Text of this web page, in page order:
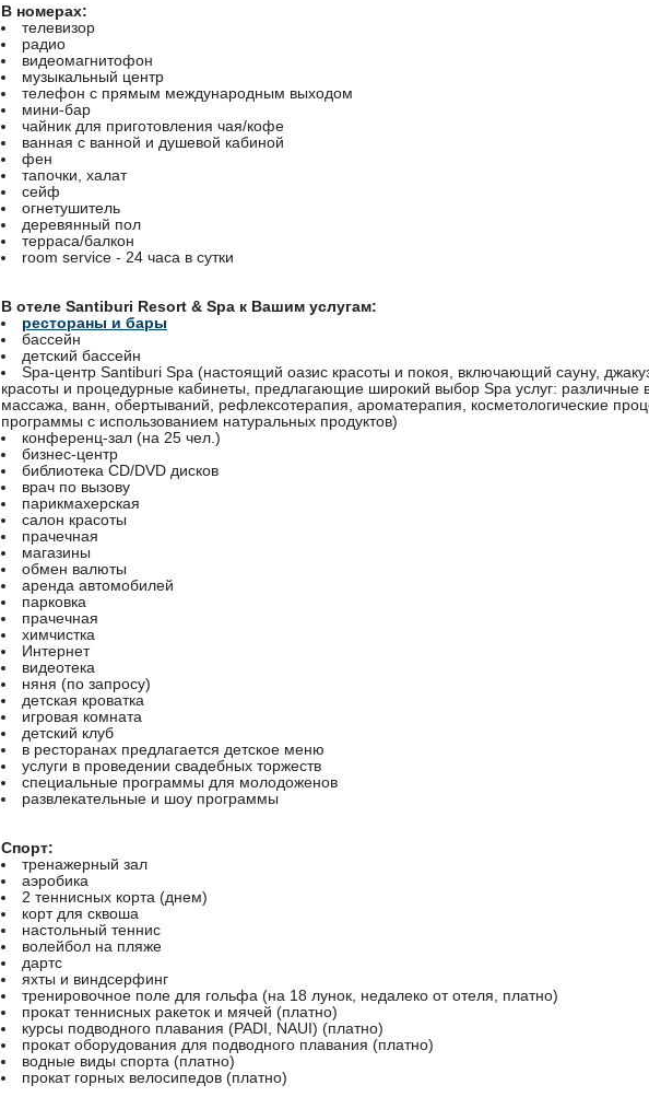
В номерах:
телевизор
радио
видеомагнитофон
музыкальный центр
телефон с прямым международным выходом
мини-бар
чайник для приготовления чая/кофе
ванная с ванной и душевой кабиной
фен
тапочки, халат
сейф
огнетушитель
деревянный пол
терраса/балкон
room service - 24 часа в сутки
B отеле Santiburi Resort & Spa к Вашим услугам:
рестораны и бары
бассейн
детский бассейн
Spa-центр Santiburi Spa (настоящий оазис красоты и покоя, включающий сауну,
красоты и процедурные кабинеты, предлагающие широкий выбор Spa услуг: различные
массажа, ванн, обертываний, рефлексотерапия, ароматерапия, косметологические
программы с использованием натуральных продуктов)
конференц-зал (на 25 чел.)
бизнес-центр
библиотека CD/DVD дисков
врач по вызову
парикмахерская
салон красоты
прачечная
магазины
обмен валюты
аренда автомобилей
парковка
прачечная
химчистка
Интернет
видеотека
няня (по запросу)
детская кроватка
игровая комната
детский клуб
в ресторанах предлагается детское меню
услуги в проведении свадебных торжеств
специальные программы для молодоженов
развлекательные и шоу программы
Спорт:
тренажерный зал
аэробика
2 теннисных корта (днем)
корт для сквоша
настольный теннис
волейбол на пляже
дартс
яхты и виндсерфинг
тренировочное поле для гольфа (на 18 лунок, недалеко от отеля, платно)
прокат теннисных ракеток и мячей (платно)
курсы подводного плавания (PADI, NAUI) (платно)
прокат оборудования для подводного плавания (платно)
водные виды спорта (платно)
прокат горных велосипедов (платно)